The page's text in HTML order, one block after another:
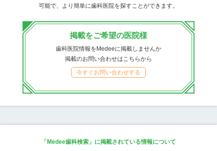
可能で、より簡単に歯科医院を探すことができます。
掲載をご希望の医院様
歯科医院情報をMedeeに掲載しませんか
掲載のお問い合わせはこちらから
今すぐお問い合わせする
「Medee歯科検索」に掲載されている情報について